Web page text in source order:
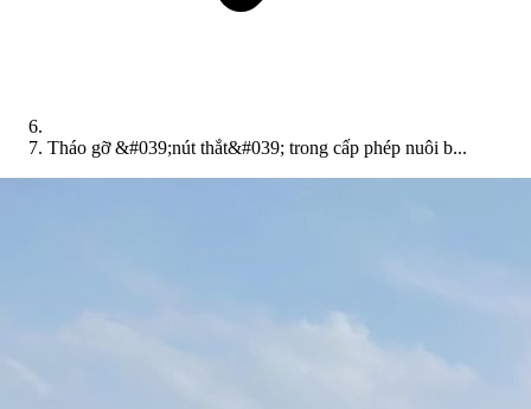
Tháo gỡ &#039;nút thắt&#039; trong cấp phép nuôi b...